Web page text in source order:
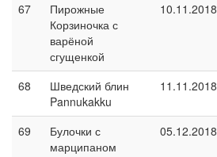
67
Пирожные
Корзиночка с
варёной
сгущенкой
10.11.2018
68
Шведский блин
Pannukakku
11.11.2018
69
Булочки с
марципаном
05.12.2018